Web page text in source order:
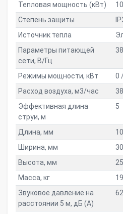
Тепловая мощность (кВт)
10
Степень защиты
Источник тепла
Параметры питающей
сети, В/Гц
Режимы мощности, кВт
0
Расход воздуха, м3/час
Эффективная длина
струи, м
5
Длина, мм
Ширина, мм
Высота, мм
Масса, кг
19
Звуковое давление на
расстоянии 5 м, дБ (A)
62